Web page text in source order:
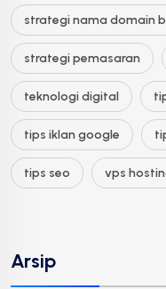
strategi nama domain
strategi pemasaran
teknologi digital
tips iklan google
tips seo vps
Arsip